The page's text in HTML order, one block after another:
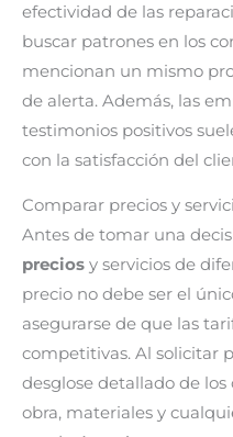
efectividad de las
buscar patrones en los
mencionan un mismo
de alerta. Además, las
testimonios positivos
con la satisfacción del
Comparar precios y
Antes de tomar una
precios y servicios de
precio no debe ser el
asegurarse de que las
competitivas. Al solicitar
desglose detallado de
obra, materiales y